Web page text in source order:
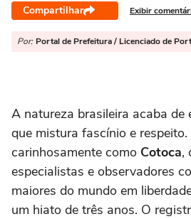
Compartilhar Exibir
Por: Portal de Prefeitura / Licenciado de
A natureza brasileira acaba de
que mistura fascínio e
carinhosamente como Cotoca,
especialistas e observadores
maiores do mundo em
um hiato de três anos. O